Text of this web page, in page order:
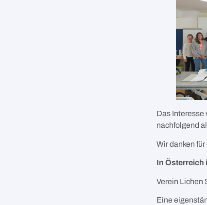
Das
nachfolgend
Wir danken
In Österreich
Verein Lichen
Eine